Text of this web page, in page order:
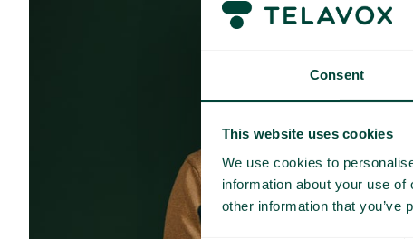
Consent
This website uses cookies
We use cookies to
information about your use
other information that you’ve